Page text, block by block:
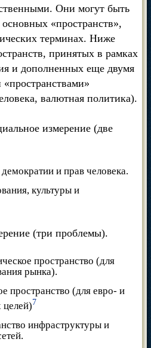
Они могут быть
«пространств»,
терминах. Ниже
принятых в рамках
и дополненных еще двумя
валютная политика).
измерение (две
и прав человека.
культуры и
(три проблемы).
пространство (для
рынка).
пространство (для евро- и
целей)7
инфраструктуры и